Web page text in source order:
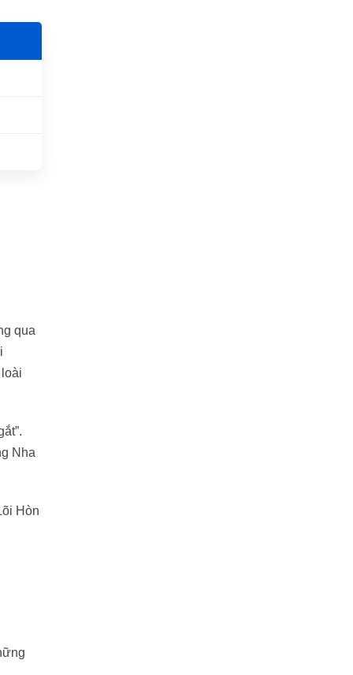
qua
Nha
Hòn